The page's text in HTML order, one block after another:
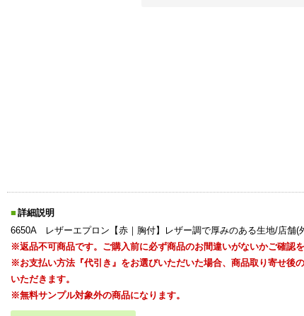
詳細説明
6650A レザーエプロン【赤｜胸付】レザー調で厚みのある生地/店舗(
※返品不可商品です。ご購入前に必ず商品のお間違いがないかご確認を
※お支払い方法『代引き』をお選びいただいた場合、商品取り寄せ後
いただきます。
※無料サンプル対象外の商品になります。